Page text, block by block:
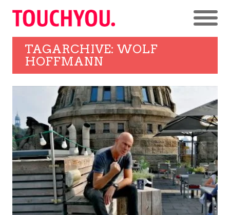
TAGARCHIVE: WOLF
HOFFMANN